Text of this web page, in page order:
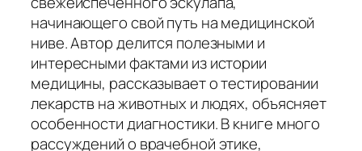
начинающего свой путь на медицинской
ниве. Автор делится полезными и
интересными фактами из истории
медицины, рассказывает о тестировании
лекарств на животных и людях, объясняет
особенности диагностики. В книге много
рассуждений о врачебной этике,